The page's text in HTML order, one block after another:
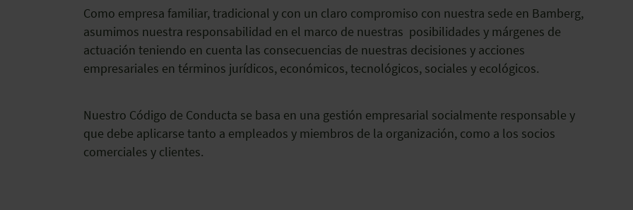
Como empresa familiar, tradicional y con un claro compromiso con nuestra sede en Bamberg,
asumimos nuestra responsabilidad en el marco de nuestras posibilidades y márgenes de
actuación teniendo en cuenta las consecuencias de nuestras decisiones y acciones
empresariales en términos jurídicos, económicos, tecnológicos, sociales y ecológicos.
Nuestro Código de Conducta se basa en una gestión empresarial socialmente responsable y
que debe aplicarse tanto a empleados y miembros de la organización, como a los socios
comerciales y clientes.